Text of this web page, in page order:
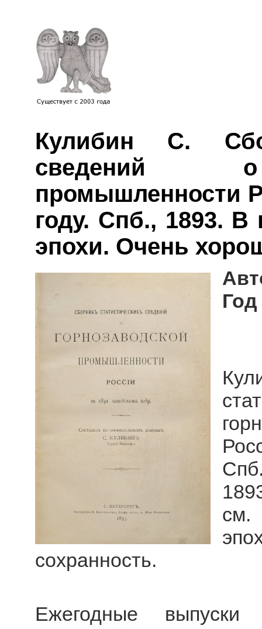
Кулибин С.
сведений о
промышленности
году. Спб., 1893. В
эпохи. Очень
см.
сохранность.
Ежегодные выпуски